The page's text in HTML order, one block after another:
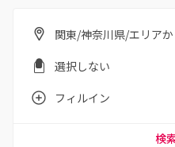
選択しない
フィルイン
検